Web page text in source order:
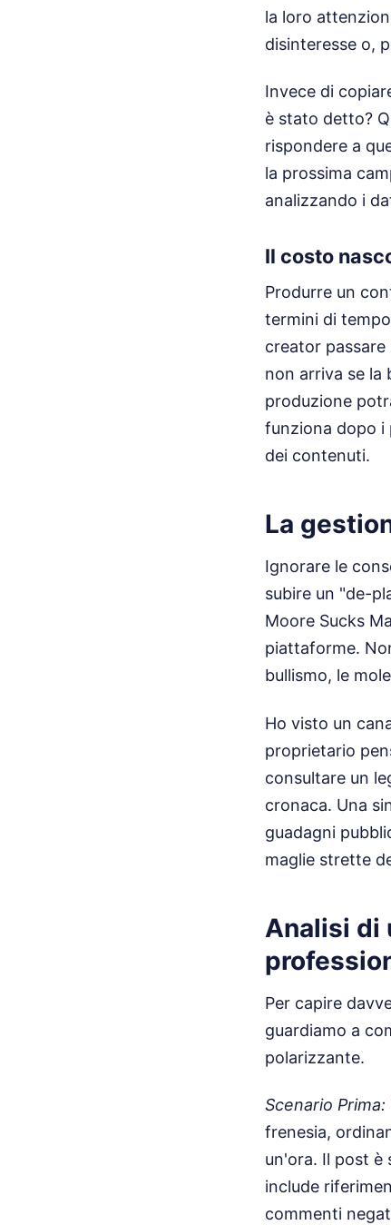
la loro
disinteresse o,
Invece di
è stato detto?
rispondere a
la prossima
analizzando i
Il costo
Produrre un
termini di
creator
non arriva se la
produzione
funziona dopo i
dei contenuti.
La
Ignorare le
subire un "de-
Moore Sucks
piattaforme.
bullismo, le
Ho visto un
proprietario
consultare un
cronaca. Una
guadagni
maglie strette
Analisi di
Per capire
guardiamo a
polarizzante.
Scenario Prima:
frenesia,
un'ora. Il post è
include
commenti